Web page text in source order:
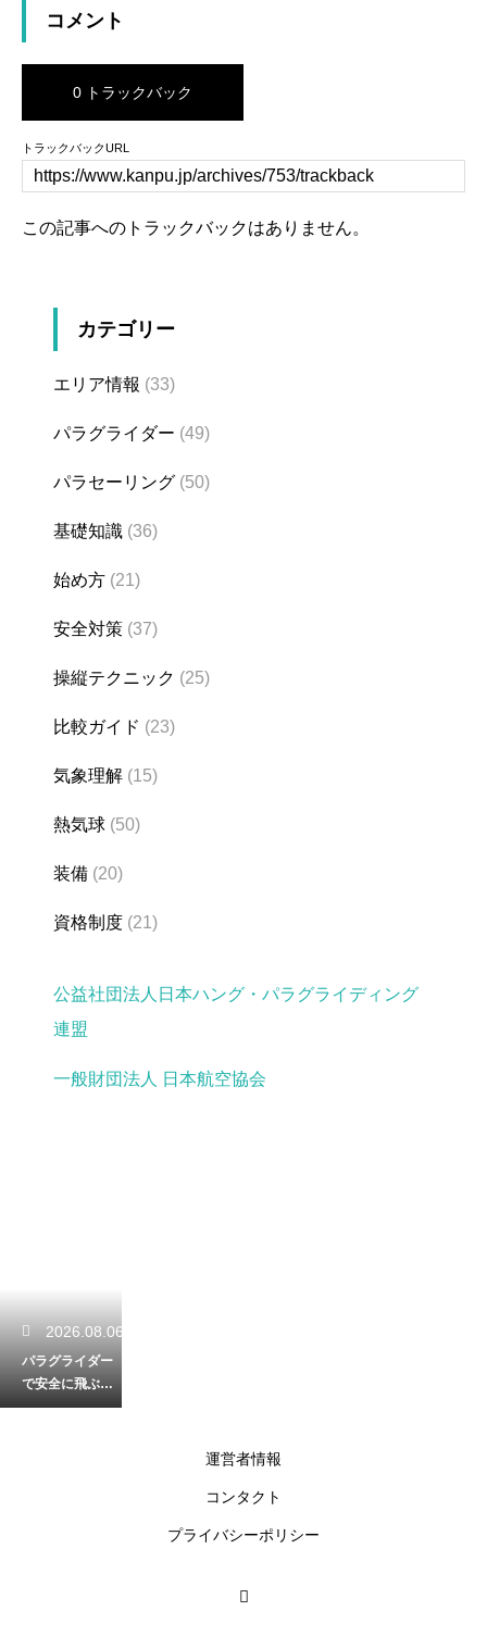
コメント
0 トラックバック
トラックバックURL
この記事へのトラックバックはありません。
カテゴリー
エリア情報 (33)
パラグライダー (49)
パラセーリング (50)
基礎知識 (36)
始め方 (21)
安全対策 (37)
操縦テクニック (25)
比較ガイド (23)
気象理解 (15)
熱気球 (50)
装備 (20)
資格制度 (21)
公益社団法人日本ハング・パラグライディング
連盟
一般財団法人 日本航空協会
2026.08.06
パラグライダー
で安全に飛ぶた
めの無線の基本
運営者情報
コンタクト
プライバシーポリシー